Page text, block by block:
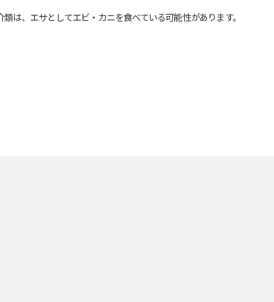
、エサとしてエビ・カニを食べている可能性があります。